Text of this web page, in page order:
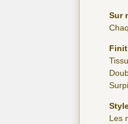
Sur
Les